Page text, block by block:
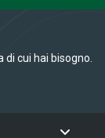
di cui hai bisogno.